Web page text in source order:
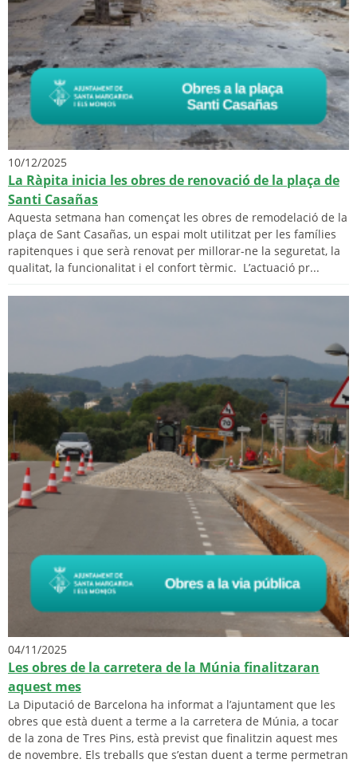
10/12/2025
La Ràpita inicia les obres de renovació de la plaça de
Santi Casañas
Aquesta setmana han començat les obres de remodelació de la
plaça de Sant Casañas, un espai molt utilitzat per les famílies
rapitenques i que serà renovat per millorar-ne la seguretat, la
qualitat, la funcionalitat i el confort tèrmic. L’actuació pr...
04/11/2025
Les obres de la carretera de la Múnia finalitzaran
aquest mes
La Diputació de Barcelona ha informat a l’ajuntament que les
obres que està duent a terme a la carretera de Múnia, a tocar
de la zona de Tres Pins, està previst que finalitzin aquest mes
de novembre. Els treballs que s’estan duent a terme permetran